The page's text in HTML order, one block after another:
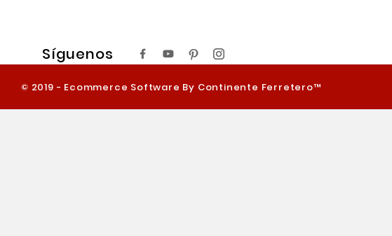
Síguenos
© 2019 - Ecommerce Software By Continente Ferretero™